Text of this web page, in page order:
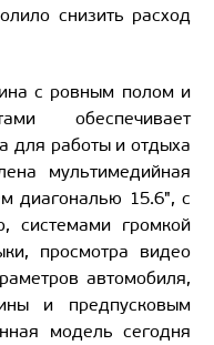
снизить расход
с ровным полом и
обеспечивает
для работы и отдыха
мультимедийная
диагональю 15.6", с
системами громкой
просмотра видео
автомобиля,
и предпусковым
модель сегодня